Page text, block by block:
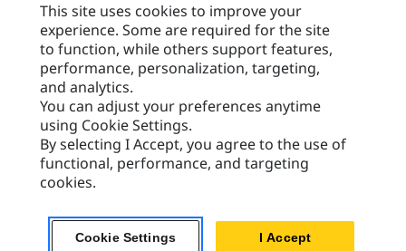
Moje Preferencje Marketingowe
Site Map
Cookie Settings
Legal
Privacy
Europe - Polish© 2026 Caterpillar. Wszelkie prawa zastrzeżone.
This site uses cookies to improve your
experience. Some are required for the site
to function, while others support features,
performance, personalization, targeting,
and analytics.
You can adjust your preferences anytime
using Cookie Settings.
By selecting I Accept, you agree to the use of
functional, performance, and targeting
cookies.
Cookie Settings I Accept